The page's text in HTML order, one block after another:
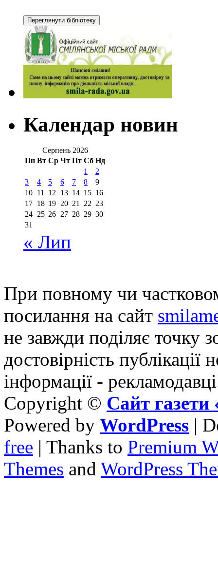
Календар новин
Серпень 2026
Пн Вт Ср Чт Пт Сб Нд
1
2
3
4 5 6 7 8
9
10 11 12 13 14 15 16
17 18 19 20 21 22 23
24 25 26 27 28 29 30
31
« Лип
При повному чи
посилання на сайт
не завжди поділяє точку
достовірність публікації
інформації -
Copyright © Сайт
Powered by WordPress |
free | Thanks to Premium
Themes and WordPress